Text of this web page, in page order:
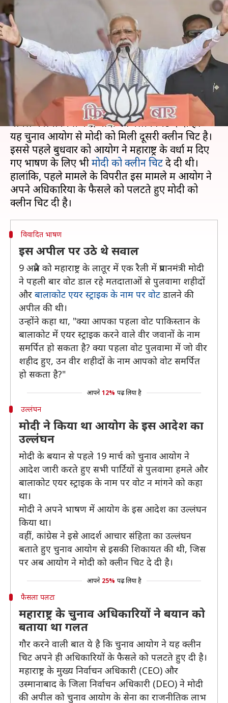
चुनाव आयोग की मोदी को दूसरी
क्लीन चिट, अपने अधिकारियों के
फैसले को ही पलटा
मुकुल तोमर May 02, 2019 11:33 am
क्या है खबर?
चुनाव आयोग ने बालाकोट एयर स्ट्राइक पर वोट मांगने के
मामले में प्रधानमंत्री नरेंद्र मोदी को क्लीन चिट दे दी है।
यह चुनाव आयोग से मोदी को मिली दूसरी क्लीन चिट है।
इससे पहले बुधवार को आयोग ने महाराष्ट्र के वर्धा में दिए
गए भाषण के लिए भीमोदी को क्लीन चिटदे दी थी।
हालांकि, पहले मामले के विपरीत इस मामले में आयोग ने
अपने अधिकारियों के फैसले को पलटते हुए मोदी को
विवादित भाषण
इस अपील पर उठे थे सवाल
9 अप्रैल को महाराष्ट्र के लातूर में एक रैली में प्रधानमंत्री मोदी
ने पहली बार वोट डाल रहे मतदाताओं से पुलवामा शहीदों
और बालाकोट एयर स्ट्राइक के नाम पर वोट डालने की
अपील की थी।
उन्होंने कहा था, "क्या आपका पहला वोट पाकिस्तान के
बालाकोट में एयर स्ट्राइक करने वाले वीर जवानों के नाम
समर्पित हो सकता है? क्या पहला वोट पुलवामा में जो वीर
शहीद हुए, उन वीर शहीदों के नाम आपको वोट समर्पित
हो सकता है?"
आपने 12% पढ़ लिया है
उल्लंघन
मोदी ने किया था आयोग के इस आदेश का
उल्लंघन
मोदी के बयान से पहले 19 मार्च को चुनाव आयोग ने
आदेश जारी करते हुए सभी पार्टियों से पुलवामा हमले और
बालाकोट एयर स्ट्राइक के नाम पर वोट न मांगने को कहा
था।
मोदी ने अपने भाषण में आयोग के इस आदेश का उल्लंघन
किया था।
वहीं, कांग्रेस ने इसे आदर्श आचार संहिता का उल्लंघन
बताते हुए चुनाव आयोग से इसकी शिकायत की थी, जिस
पर अब आयोग ने मोदी को क्लीन चिट दे दी है।
आपने 25% पढ़ लिया है
फैसला पलटा
महाराष्ट्र के चुनाव अधिकारियों ने बयान को
बताया था गलत
गौर करने वाली बात ये है कि चुनाव आयोग ने यह क्लीन
चिट अपने ही अधिकारियों के फैसले को पलटते हुए दी है।
महाराष्ट्र के मुख्य निर्वाचन अधिकारी (CEO) और
उस्मानाबाद के जिला निर्वाचन अधिकारी (DEO) ने मोदी
की अपील को चुनाव आयोग के सेना का राजनीतिक लाभ